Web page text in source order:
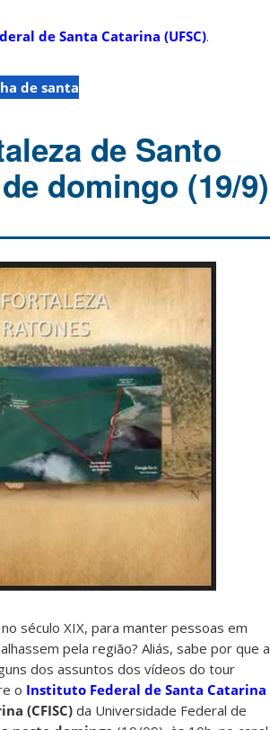
de Santa Catarina (UFSC).
de santa
de Santo
domingo (19/9)
século XIX, para manter pessoas em
pela região? Aliás, sabe por que a
dos assuntos dos vídeos do tour
o Instituto Federal de Santa Catarina
(CFISC)da Universidade Federal de